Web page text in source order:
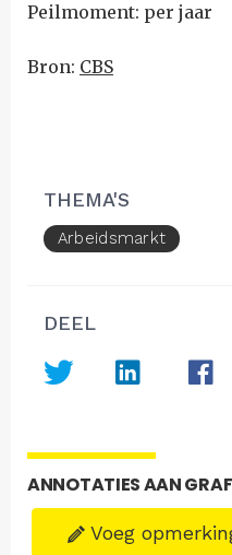
Peilmoment: per jaar
Bron: CBS
THEMA'S
Arbeidsmarkt
DEEL
ANNOTATIES AAN
Voeg